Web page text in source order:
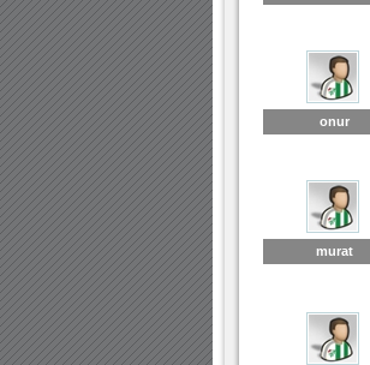
onur
murat